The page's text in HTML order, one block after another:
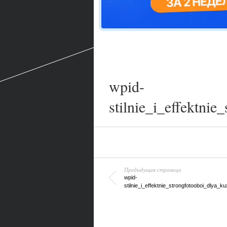
wpid-
Предыдущая страница
wpid-